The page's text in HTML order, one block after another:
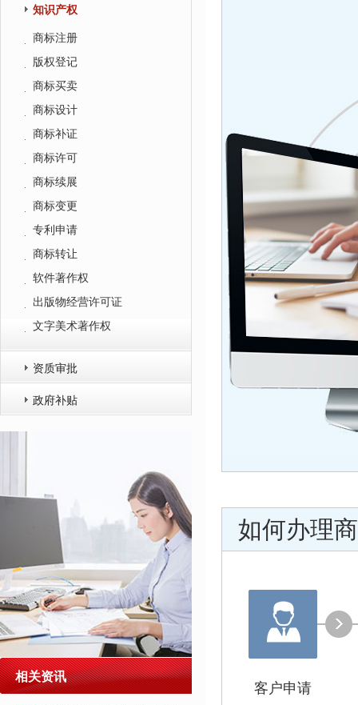
知识产权
商标注册
版权登记
商标买卖
商标设计
商标补证
商标许可
商标续展
商标变更
专利申请
商标转让
软件著作权
出版物经营许可证
文字美术著作权
资质审批
政府补贴
相关资讯
如何办理
客户申请